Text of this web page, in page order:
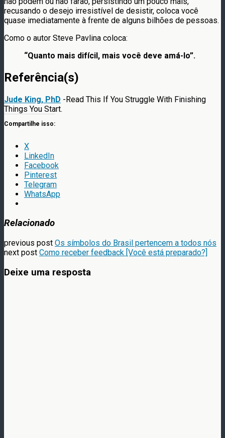
recusando o desejo irresistível de desistir, coloca você
quase imediatamente à frente de alguns bilhões de pessoas.
Como o autor Steve Pavlina coloca:
“Quanto mais difícil, mais você deve amá-lo”.
Referência(s)
Jude King, PhD -Read This If You Struggle With Finishing
Things You Start.
Compartilhe isso:
X
LinkedIn
Facebook
Pinterest
Telegram
WhatsApp
Relacionado
previous post Os símbolos do Brasil pertencem a todos nós
next post Como receber feedback [Você está preparado?]
Deixe uma resposta